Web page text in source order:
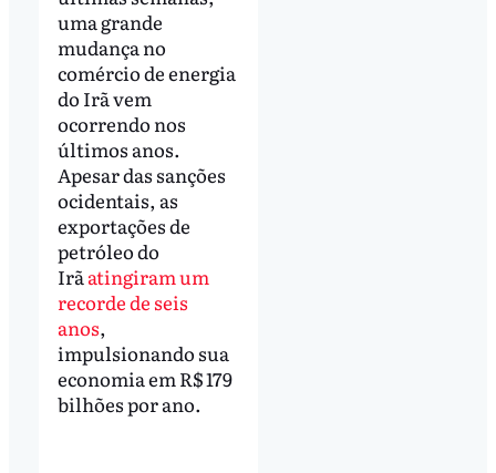
uma grande
mudança no
comércio de energia
do Irã vem
ocorrendo nos
últimos anos.
Apesar das sanções
ocidentais, as
exportações de
petróleo do
Irãatingiram um
recorde de seis
anos,
impulsionando sua
economia em R$ 179
bilhões por ano.